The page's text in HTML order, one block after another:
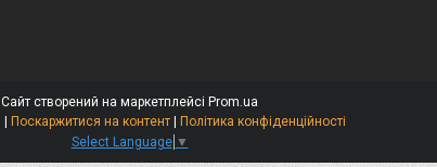
Сайт створений на маркетплейсі Prom.ua
Поскаржитися на контент
Політика конфіденційності
Select Language ▼